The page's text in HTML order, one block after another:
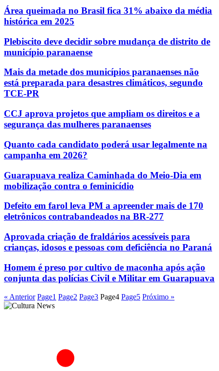
Área queimada no Brasil fica 31% abaixo da média
histórica em 2025
Plebiscito deve decidir sobre mudança de distrito de
município paranaense
Mais da metade dos municípios paranaenses não
está preparada para desastres climáticos, segundo
TCE-PR
CCJ aprova projetos que ampliam os direitos e a
segurança das mulheres paranaenses
Quanto cada candidato poderá usar legalmente na
campanha em 2026?
Guarapuava realiza Caminhada do Meio-Dia em
mobilização contra o feminicídio
Defeito em farol leva PM a apreender mais de 170
eletrônicos contrabandeados na BR-277
Aprovada criação de fraldários acessíveis para
crianças, idosos e pessoas com deficiência no Paraná
Homem é preso por cultivo de maconha após ação
conjunta das polícias Civil e Militar em Guarapuava
« Anterior Page1 Page2 Page3 Page4 Page5 Próximo »